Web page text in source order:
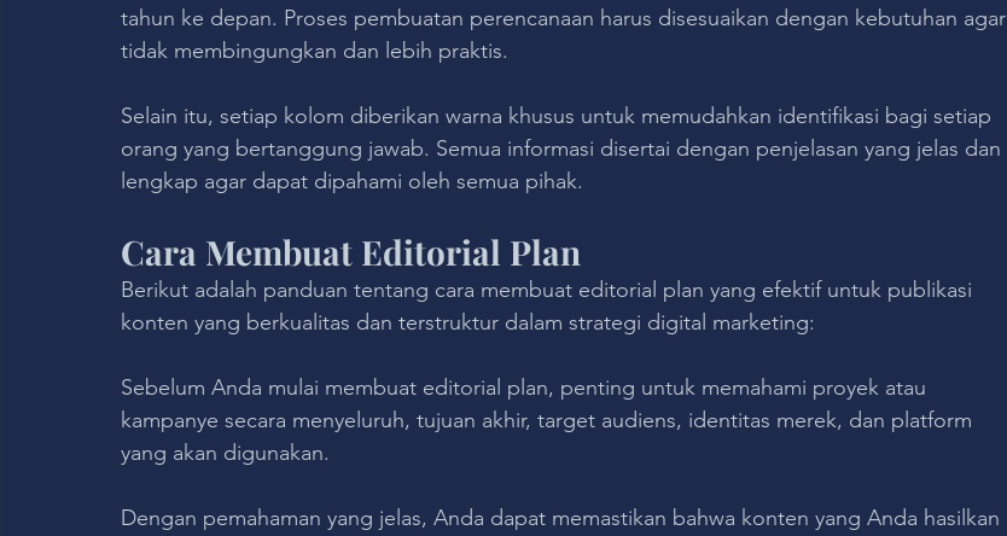
tahun ke depan. Proses pembuatan perencanaan harus disesuaikan dengan kebutuhan agar
tidak membingungkan dan lebih praktis.
Selain itu, setiap kolom diberikan warna khusus untuk memudahkan identifikasi bagi setiap
orang yang bertanggung jawab. Semua informasi disertai dengan penjelasan yang jelas dan
lengkap agar dapat dipahami oleh semua pihak.
Cara Membuat Editorial Plan
Berikut adalah panduan tentang cara membuat editorial plan yang efektif untuk publikasi
konten yang berkualitas dan terstruktur dalam strategi digital marketing:
Sebelum Anda mulai membuat editorial plan, penting untuk memahami proyek atau
kampanye secara menyeluruh, tujuan akhir, target audiens, identitas merek, dan platform
yang akan digunakan.
Dengan pemahaman yang jelas, Anda dapat memastikan bahwa konten yang Anda hasilkan